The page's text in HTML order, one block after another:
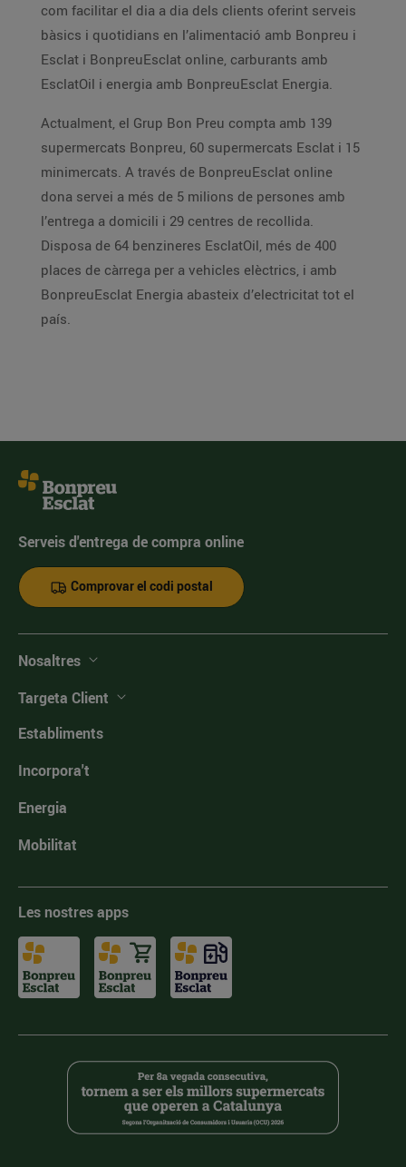
com facilitar el dia a dia dels clients oferint serveis
bàsics i quotidians en l’alimentació amb Bonpreu i
Esclat i BonpreuEsclat online, carburants amb
EsclatOil i energia amb BonpreuEsclat Energia.
Actualment, el Grup Bon Preu compta amb 139
supermercats Bonpreu, 60 supermercats Esclat i 15
minimercats. A través de BonpreuEsclat online
dona servei a més de 5 milions de persones amb
l’entrega a domicili i 29 centres de recollida.
Disposa de 64 benzineres EsclatOil, més de 400
places de càrrega per a vehicles elèctrics, i amb
BonpreuEsclat Energia abasteix d’electricitat tot el
país.
Serveis d'entrega de compra online
Comprovar el codi postal
Nosaltres
Targeta Client
Establiments
Incorpora't
Energia
Mobilitat
Les nostres apps